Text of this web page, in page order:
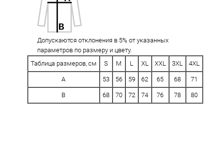
Допускаются отклонения в 5% от указанных
параметров по размеру и цвету.
Таблица размеров, см
S M L XL XXL 3XL 4XL
A 53 56 59 62 65 68 71
B 68 70 72 74 76 78 80